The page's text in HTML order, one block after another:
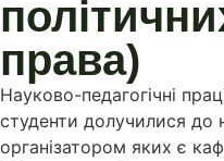
права)
Науково-педагогічні
студенти долучилися до
організатором яких є